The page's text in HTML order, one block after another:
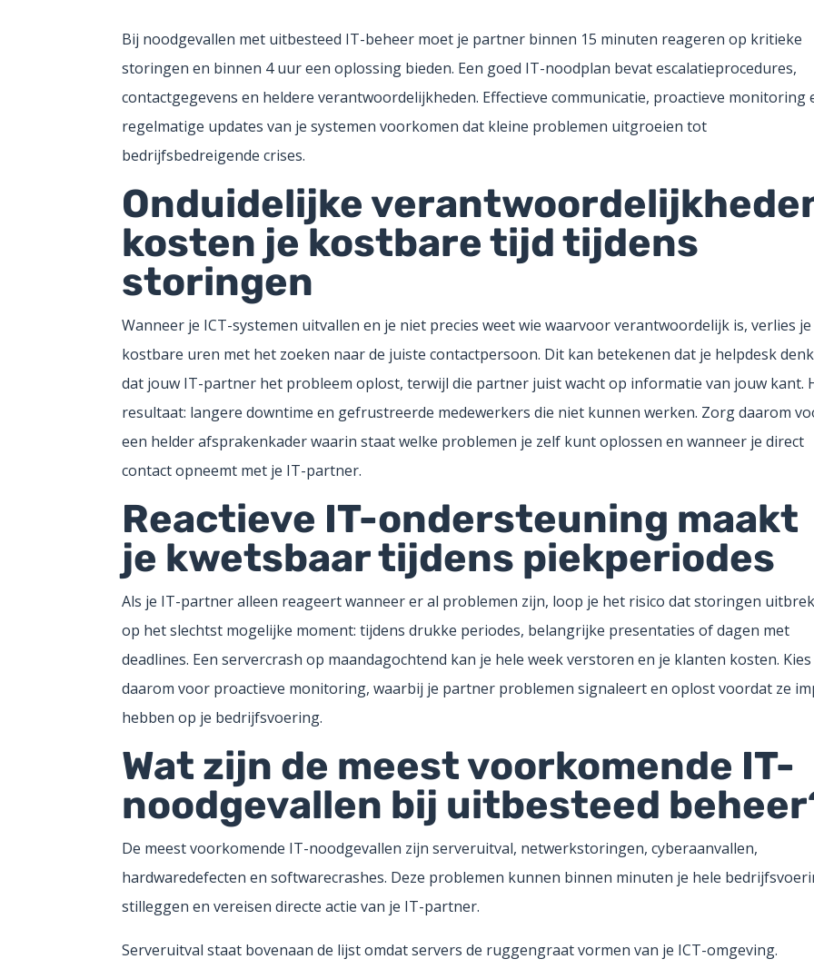
Bij noodgevallen met uitbesteed IT-beheer moet je partner binnen 15 minuten reageren op kritieke
storingen en binnen 4 uur een oplossing bieden. Een goed IT-noodplan bevat escalatieprocedures,
contactgegevens en heldere verantwoordelijkheden. Effectieve communicatie, proactieve monitoring
regelmatige updates van je systemen voorkomen dat kleine problemen uitgroeien tot
bedrijfsbedreigende crises.
Onduidelijke
kosten je kostbare tijd tijdens
storingen
Wanneer je ICT-systemen uitvallen en je niet precies weet wie waarvoor verantwoordelijk is, verlies je
kostbare uren met het zoeken naar de juiste contactpersoon. Dit kan betekenen dat je helpdesk
dat jouw IT-partner het probleem oplost, terwijl die partner juist wacht op informatie van jouw kant.
resultaat: langere downtime en gefrustreerde medewerkers die niet kunnen werken. Zorg daarom
een helder afsprakenkader waarin staat welke problemen je zelf kunt oplossen en wanneer je direct
contact opneemt met je IT-partner.
Reactieve IT-ondersteuning maakt
je kwetsbaar tijdens piekperiodes
Als je IT-partner alleen reageert wanneer er al problemen zijn, loop je het risico dat storingen
op het slechtst mogelijke moment: tijdens drukke periodes, belangrijke presentaties of dagen met
deadlines. Een servercrash op maandagochtend kan je hele week verstoren en je klanten kosten. Kies
daarom voor proactieve monitoring, waarbij je partner problemen signaleert en oplost voordat ze
hebben op je bedrijfsvoering.
Wat zijn de meest voorkomende IT-
noodgevallen bij uitbesteed
De meest voorkomende IT-noodgevallen zijn serveruitval, netwerkstoringen, cyberaanvallen,
hardwaredefecten en softwarecrashes. Deze problemen kunnen binnen minuten je hele
stilleggen en vereisen directe actie van je IT-partner.
Serveruitval staat bovenaan de lijst omdat servers de ruggengraat vormen van je ICT-omgeving.